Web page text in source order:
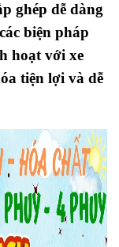
ghép dễ dàng
biện pháp
hoạt với xe
tiện lợi và dễ